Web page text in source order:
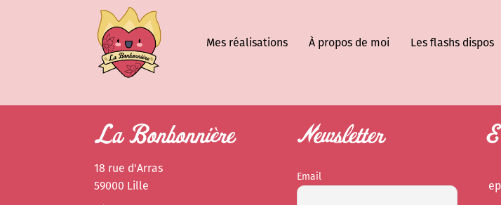
Mes réalisations À propos de moi Les flashs dispos
La Bonbonnière
18 rue d'Arras
59000 Lille
Newsletter
Email